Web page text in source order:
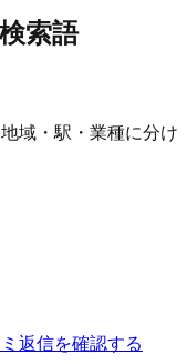
索語
域・駅・業種に分け
返信を確認する